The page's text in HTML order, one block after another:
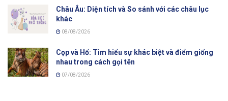
Châu Âu: Diện tích và So sánh với các châu lục
khác
08/08/2026
Cọp và Hổ: Tìm hiểu sự khác biệt và điểm giống
nhau trong cách gọi tên
07/08/2026